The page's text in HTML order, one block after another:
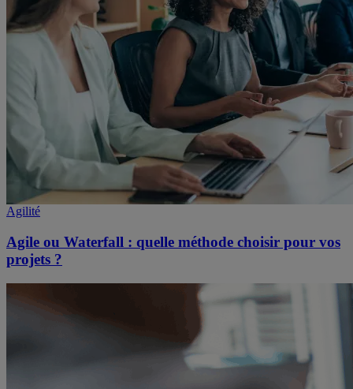
Agilité
Agile ou Waterfall : quelle méthode choisir pour vos
projets ?